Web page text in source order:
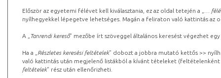
Először az egyetemi félévet kell kiválasztania, ez az oldal tetején a „
…
nyílhegyekkel lépegetve lehetséges. Magán a feliraton való kattintás az
A „ Tanrendi kereső” mezőbe írt szöveggel általános keresést végezhet
Ha a „ Részletes keresési feltételek” dobozt a jobbra mutató kettős >>
való kattintás után megjelenő listákból a kívánt tételeket (feltételenként
feltételek” rész után ellenőrizheti.